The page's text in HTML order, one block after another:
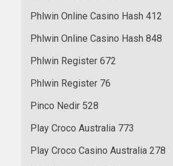
Phlwin Online Casino Hash 412
Phlwin Online Casino Hash 848
Phlwin Register 672
Phlwin Register 76
Pinco Nedir 528
Play Croco Australia 773
Play Croco Casino Australia 278